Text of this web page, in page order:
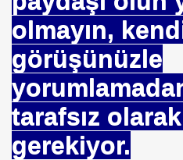
olmayın,
görüşünüzle
tarafsız
gerekiyor.
YAPAR
YÖNETENLER